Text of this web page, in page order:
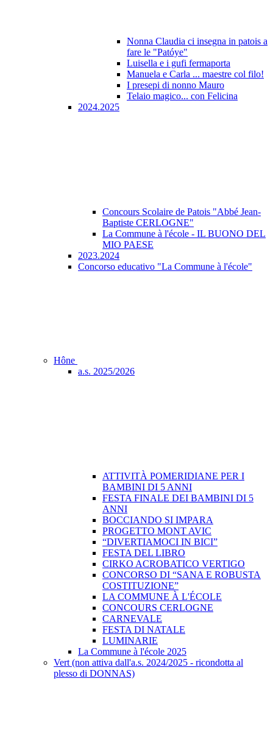
Nonna Claudia ci insegna in patois a
fare le "Patóye"
Luisella e i gufi fermaporta
Manuela e Carla ... maestre col filo!
I presepi di nonno Mauro
Telaio magico... con Felicina
2024.2025
Concours Scolaire de Patois "Abbé Jean-
Baptiste CERLOGNE"
La Commune à l'école - IL BUONO DEL
MIO PAESE
2023.2024
Concorso educativo "La Commune à l'école"
Hône
a.s. 2025/2026
ATTIVITÀ POMERIDIANE PER I
BAMBINI DI 5 ANNI
FESTA FINALE DEI BAMBINI DI 5
ANNI
BOCCIANDO SI IMPARA
PROGETTO MONT AVIC
“DIVERTIAMOCI IN BICI”
FESTA DEL LIBRO
CIRKO ACROBATICO VERTIGO
CONCORSO DI “SANA E ROBUSTA
COSTITUZIONE”
LA COMMUNE À L'ÉCOLE
CONCOURS CERLOGNE
CARNEVALE
FESTA DI NATALE
LUMINARIE
La Commune à l'école 2025
Vert (non attiva dall'a.s. 2024/2025 - ricondotta al
plesso di DONNAS)